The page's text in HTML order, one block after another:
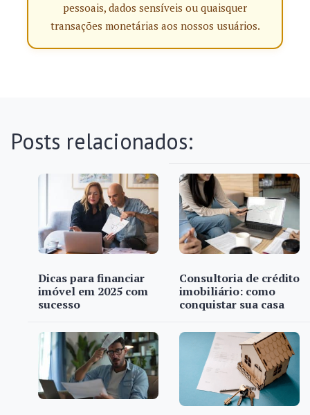
pessoais, dados sensíveis ou quaisquer
transações monetárias aos nossos usuários.
Posts relacionados:
Dicas para financiar
imóvel em 2025 com
sucesso
Consultoria de crédito
imobiliário: como
conquistar sua casa